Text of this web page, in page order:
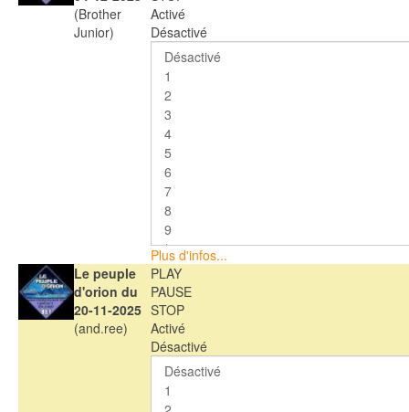
(Brother
Junior)
Activé
Désactivé
Plus d'infos...
Le peuple
d'orion du
20-11-2025
(and.ree)
PLAY
PAUSE
STOP
Activé
Désactivé